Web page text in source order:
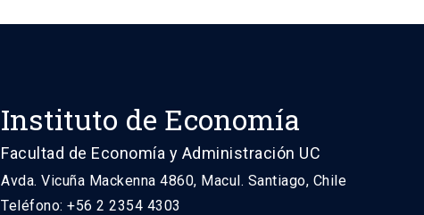
Instituto de Economía
Facultad de Economía y Administración UC
Avda. Vicuña Mackenna 4860, Macul. Santiago, Chile
Teléfono: +56 2 2354 4303